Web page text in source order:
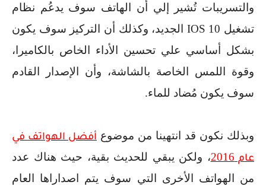
والتسريبات تُشير إلي أن الهاتف سوف يدعُم نظام
تشغيل IOS 10 الجديد، وكذلك أن التركيز سوف يكون
بشكل أساسي علي تحسين الأداء الخاص بالكاميرا،
وقوة اللمس الخاصة بالشاشة، وأن الإصدار القادم
سوف يكون مُضاد للماء.
وبذلك نكون قد انتهينا من موضوع أفضل الهواتف في
عام2016، ولكن يبقي للحديث بقية، حيث هناك عدد
من الهواتف الأخرى التي سوف يتم اصداراها العام